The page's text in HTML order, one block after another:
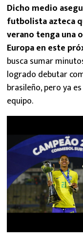
Dicho medio
futbolista azteca
verano tenga una
Europa en este
busca sumar
logrado debutar
brasileño, pero ya
equipo.